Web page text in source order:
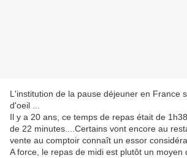
L'institution de la pause déjeuner en France
d'oeil ...
Il y a 20 ans, ce temps de repas était de
de 22 minutes....Certains vont encore au
vente au comptoir connaît un essor
A force, le repas de midi est plutôt un moyen